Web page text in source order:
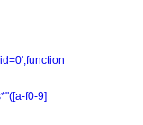
f0-9]